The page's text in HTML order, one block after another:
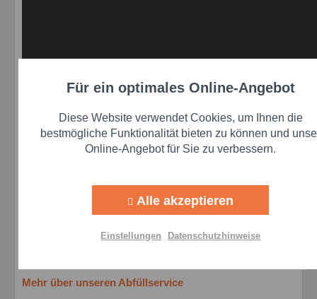
Mehr über unseren Abfüllservice
Funktionale Aktiv
Marketing Aktiv
Personalisierung Aktiv
Für ein optimales Online-Angebot
Diese Website verwendet Cookies, um Ihnen die
bestmögliche Funktionalität bieten zu können und
Online-Angebot für Sie zu verbessern.
Alle akzeptieren
Einstellungen Datenschutzhinweise